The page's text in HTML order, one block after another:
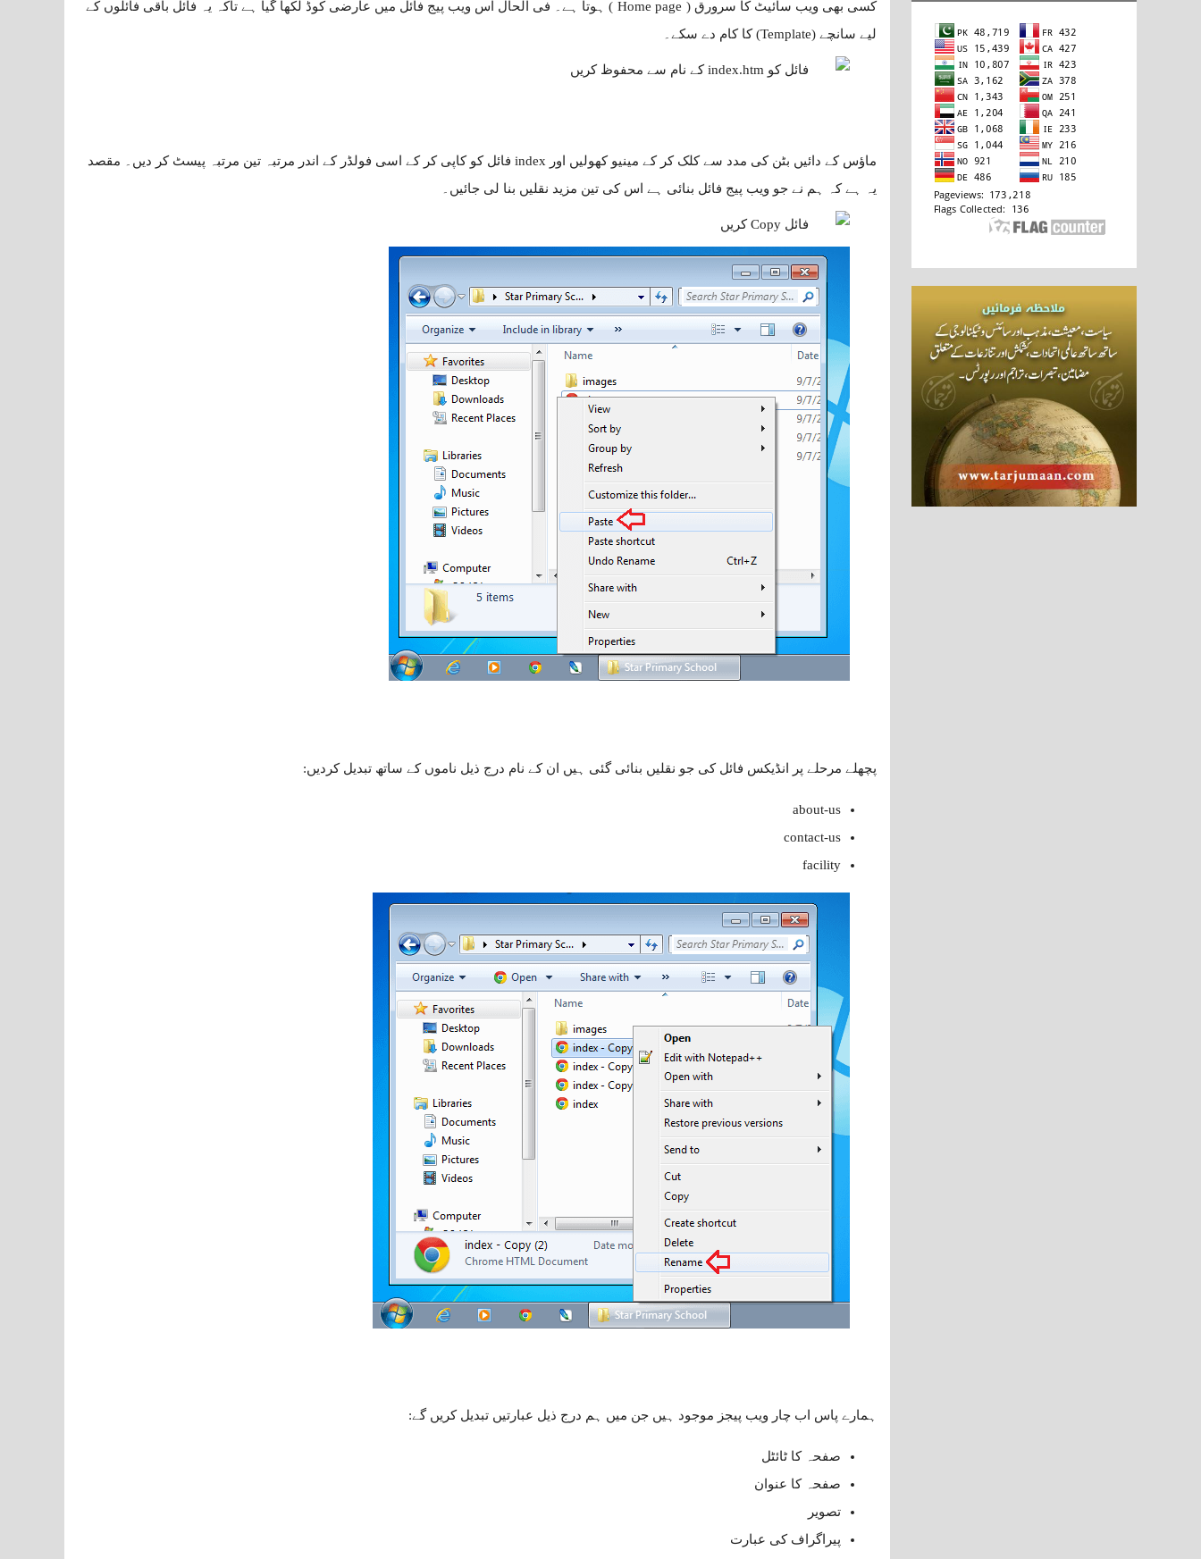
کسی بھی ویب سائیٹ کا سرورق ( Home page ) ہوتا ہے۔ فی الحال اس ویب پیج فائل میں عارضی کوڈ لکھا گیا ہے تاکہ یہ فائل باقی فائلوں کے
لیے سانچے (Template) کا کام دے سکے۔
ماؤس کے دائیں بٹن کی مدد سے کلک کر کے مینیو کھولیں اور index فائل کو کاپی کر کے اسی فولڈر کے اندر مرتبہ تین مرتبہ پیسٹ کر دیں۔ مقصد
یہ ہے کہ ہم نے جو ویب پیج فائل بنائی ہے اس کی تین مزید نقلیں بنا لی جائیں۔
پچھلے مرحلے پر انڈیکس فائل کی جو نقلیں بنائی گئی ہیں ان کے نام درج ذیل ناموں کے ساتھ تبدیل کردیں:
about-us
contact-us
facility
ہمارے پاس اب چار ویب پیجز موجود ہیں جن میں ہم درج ذیل عبارتیں تبدیل کریں گے:
صفحہ کا ٹائٹل
صفحہ کا عنوان
تصویر
پیراگراف کی عبارت